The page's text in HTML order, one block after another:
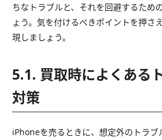
ちなトラブルと、それを回避するため
ょう。気を付けるべきポイントを押さ
現しましょう。
5.1. 買取時によくある
対策
iPhoneを売るときに、想定外のトラブ